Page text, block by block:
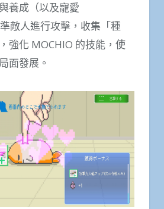
養成（以及寵愛
敵人進行攻擊，收集「種
強化 MOCHIO 的技能，使
面發展。